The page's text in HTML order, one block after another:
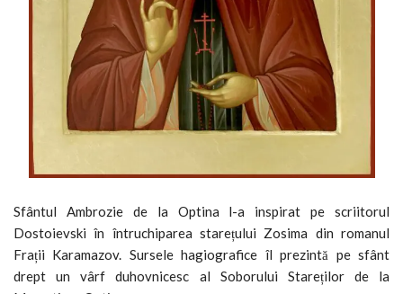
Sfântul Ambrozie de la Optina l-a inspirat pe scriitorul
Dostoievski în întruchiparea starețului Zosima din romanul
Frații Karamazov. Sursele hagiografice îl prezintă pe sfânt
drept un vârf duhovnicesc al Soborului Stareților de la